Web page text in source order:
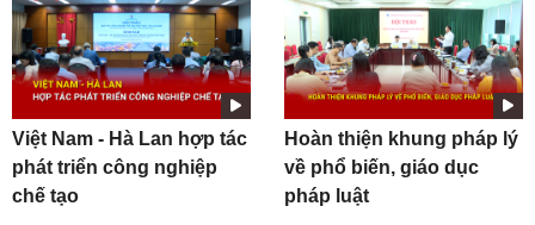
Việt Nam - Hà Lan hợp tác
phát triển công nghiệp
chế tạo
Hoàn thiện khung pháp lý
về phổ biến, giáo dục
pháp luật